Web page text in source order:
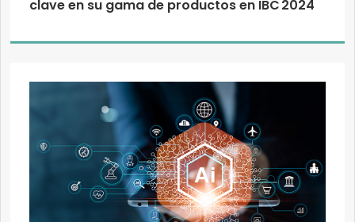
clave en su gama de productos en IBC 2024